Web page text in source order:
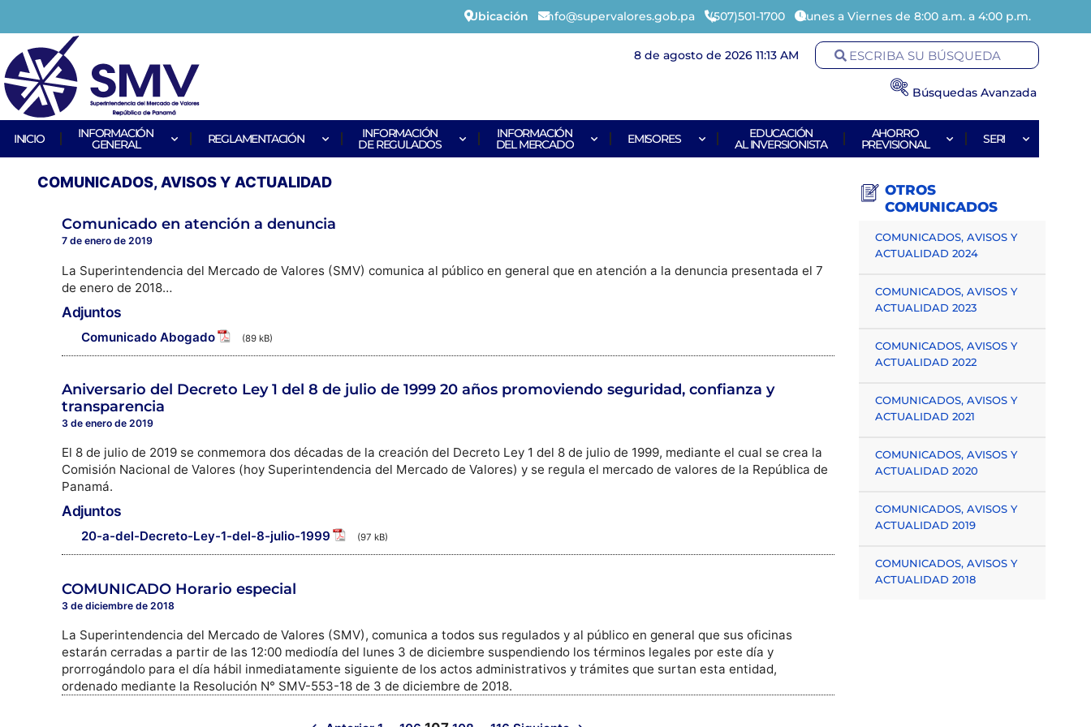
Ubicación info@supervalores.gob.pa (507)501-1700 Lunes a Viernes de 8:00 a.m. a 4:00 p.m.
8 de agosto de 2026 11:13 AM
Búsquedas Avanzada
INICIO
INFORMACIÓN
GENERAL
REGLAMENTACIÓN
INFORMACIÓN
DE REGULADOS
INFORMACIÓN
DEL MERCADO
EMISORES
EDUCACIÓN
AL INVERSIONISTA
AHORRO
PREVISIONAL
SERI
COMUNICADOS, AVISOS Y ACTUALIDAD
Comunicado en atención a denuncia
7 de enero de 2019
La Superintendencia del Mercado de Valores (SMV) comunica al público en general que en atención a la denuncia presentada el 7
de enero de 2018…
Adjuntos
Comunicado Abogado (89 kB)
Aniversario del Decreto Ley 1 del 8 de julio de 1999 20 años promoviendo seguridad, confianza y
transparencia
3 de enero de 2019
El 8 de julio de 2019 se conmemora dos décadas de la creación del Decreto Ley 1 del 8 de julio de 1999, mediante el cual se crea la
Comisión Nacional de Valores (hoy Superintendencia del Mercado de Valores) y se regula el mercado de valores de la República de
Panamá.
Adjuntos
20-a-del-Decreto-Ley-1-del-8-julio-1999 (97 kB)
COMUNICADO Horario especial
3 de diciembre de 2018
La Superintendencia del Mercado de Valores (SMV), comunica a todos sus regulados y al público en general que sus oficinas
estarán cerradas a partir de las 12:00 mediodía del lunes 3 de diciembre suspendiendo los términos legales por este día y
prorrogándolo para el día hábil inmediatamente siguiente de los actos administrativos y trámites que surtan esta entidad,
ordenado mediante la Resolución N° SMV-553-18 de 3 de diciembre de 2018.
OTROS
COMUNICADOS
COMUNICADOS, AVISOS Y
ACTUALIDAD 2024
COMUNICADOS, AVISOS Y
ACTUALIDAD 2023
COMUNICADOS, AVISOS Y
ACTUALIDAD 2022
COMUNICADOS, AVISOS Y
ACTUALIDAD 2021
COMUNICADOS, AVISOS Y
ACTUALIDAD 2020
COMUNICADOS, AVISOS Y
ACTUALIDAD 2019
COMUNICADOS, AVISOS Y
ACTUALIDAD 2018